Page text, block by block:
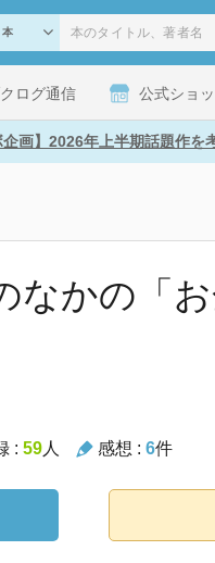
ログ通信 公式ショ
企画】2026年上半期話題作を
なかの「お
: 59人 感想 : 6件